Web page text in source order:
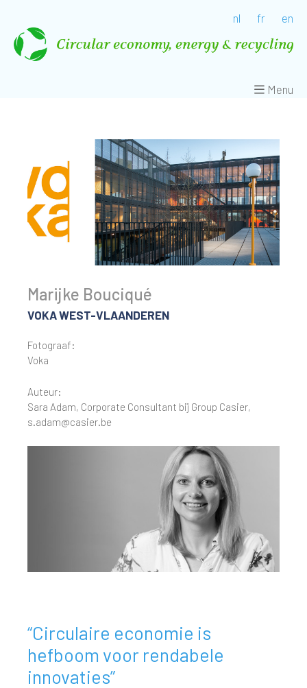
nl fr en
Menu
Marijke Bouciqué
VOKA WEST-VLAANDEREN
Fotograaf:
Voka
Auteur:
Sara Adam, Corporate Consultant bij Group Casier,
s.adam@casier.be
“Circulaire economie is
hefboom voor rendabele
innovaties”